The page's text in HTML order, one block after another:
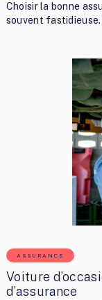
Choisir la bonne
souvent
ASSURANCE
Voiture
d’assurance